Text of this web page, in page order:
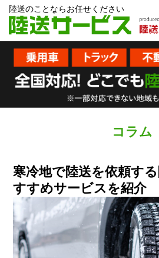
陸送のことならお任せください
コラム
寒冷地で陸送を依頼す
すすめサービスを紹介